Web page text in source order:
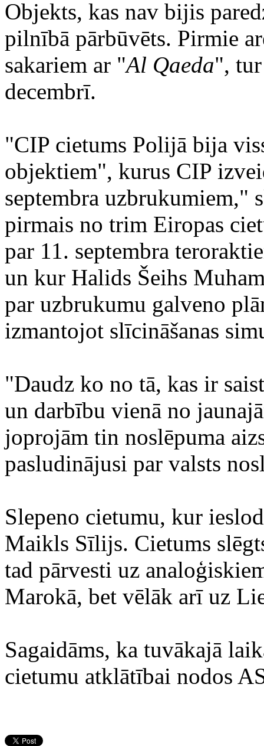
Objekts, kas nav bijis
pilnībā pārbūvēts. Pirmie
sakariem ar "Al Qaeda",
decembrī.
"CIP cietums Polijā bija
objektiem", kurus CIP
septembra uzbrukumiem,"
pirmais no trim Eiropas
par 11. septembra
un kur Halids Šeihs
par uzbrukumu galveno
izmantojot slīcināšanas
"Daudz ko no tā, kas ir
un darbību vienā no
joprojām tin noslēpuma
pasludinājusi par valsts
Slepeno cietumu, kur
Maikls Sīlijs. Cietums
tad pārvesti uz
Marokā, bet vēlāk arī uz
Sagaidāms, ka tuvākajā
cietumu atklātībai nodos